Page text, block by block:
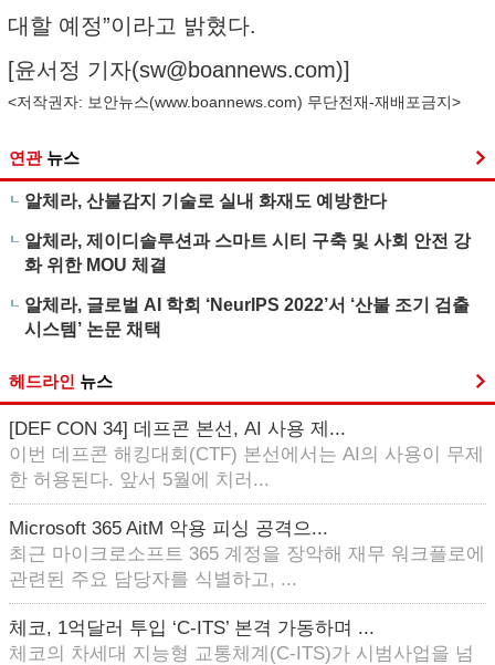
대할 예정”이라고 밝혔다.
[윤서정 기자(sw@boannews.com)]
<저작권자: 보안뉴스(www.boannews.com) 무단전재-재배포금지>
연관 뉴스
알체라, 산불감지 기술로 실내 화재도 예방한다
알체라, 제이디솔루션과 스마트 시티 구축 및 사회 안전 강
화 위한 MOU 체결
알체라, 글로벌 AI 학회 ‘NeurIPS 2022’서 ‘산불 조기 검출
시스템’ 논문 채택
헤드라인 뉴스
[DEF CON 34] 데프콘 본선, AI 사용 제...
이번 데프콘 해킹대회(CTF) 본선에서는 AI의 사용이 무제
한 허용된다. 앞서 5월에 치러...
Microsoft 365 AitM 악용 피싱 공격으...
최근 마이크로소프트 365 계정을 장악해 재무 워크플로에
관련된 주요 담당자를 식별하고, ...
체코, 1억달러 투입 ‘C-ITS’ 본격 가동하며 ...
체코의 차세대 지능형 교통체계(C-ITS)가 시범사업을 넘